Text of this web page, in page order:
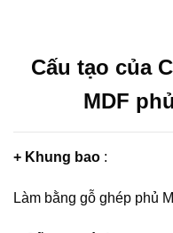
Cấu tạo của
MDF
+ Khung bao :
Làm bằng gỗ ghép phủ